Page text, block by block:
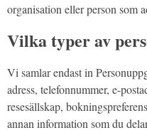
organisation eller person som
Vilka typer av
Vi samlar endast in
adress, telefonnummer, e-
resesällskap,
annan information som du